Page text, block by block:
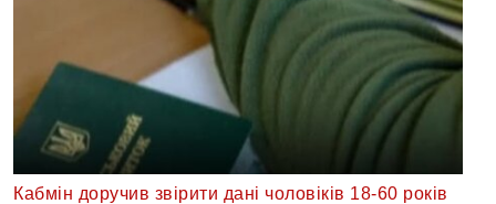
Кабмін доручив звірити дані чоловіків 18-60 років